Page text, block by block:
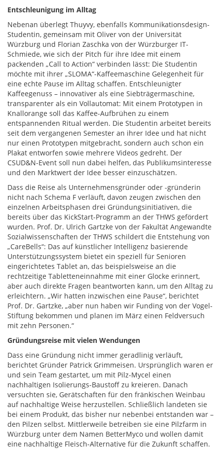
Entschleunigung im Alltag
Nebenan überlegt Thuyvy, ebenfalls Kommunikationsdesign-
Studentin, gemeinsam mit Oliver von der Universität
Würzburg und Florian Zaschka von der Würzburger IT-
Schmiede, wie sich der Pitch für ihre Idee mit einem
packenden „Call to Action“ verbinden lässt: Die Studentin
möchte mit ihrer „SLOMA“-Kaffeemaschine Gelegenheit für
eine echte Pause im Alltag schaffen. Entschleunigter
Kaffeegenuss – innovativer als eine Siebträgermaschine,
transparenter als ein Vollautomat: Mit einem Prototypen in
Knallorange soll das Kaffee-Aufbrühen zu einem
entspannenden Ritual werden. Die Studentin arbeitet bereits
seit dem vergangenen Semester an ihrer Idee und hat nicht
nur einen Prototypen mitgebracht, sondern auch schon ein
Plakat entworfen sowie mehrere Videos gedreht. Der
CSUD&N-Event soll nun dabei helfen, das Publikumsinteresse
und den Marktwert der Idee besser einzuschätzen.
Dass die Reise als Unternehmensgründer oder -gründerin
nicht nach Schema F verläuft, davon zeugen zwischen den
einzelnen Arbeitsphasen drei Gründungsinitiativen, die
bereits über das KickStart-Programm an der THWS gefördert
wurden. Prof. Dr. Ulrich Gartzke von der Fakultät Angewandte
Sozialwissenschaften der THWS schildert die Entstehung von
„CareBells“: Das auf künstlicher Intelligenz basierende
Unterstützungssystem bietet ein speziell für Senioren
eingerichtetes Tablet an, das beispielsweise an die
rechtzeitige Tabletteneinnahme mit einer Glocke erinnert,
aber auch direkte Fragen beantworten kann, um den Alltag zu
erleichtern. „Wir hatten inzwischen eine Pause“, berichtet
Prof. Dr. Gartzke, „aber nun haben wir Funding von der Vogel-
Stiftung bekommen und planen im März einen Feldversuch
mit zehn Personen.“
Gründungsreise mit vielen Wendungen
Dass eine Gründung nicht immer geradlinig verläuft,
berichtet Gründer Patrick Grimmeisen. Ursprünglich waren er
und sein Team gestartet, um mit Pilz-Mycel einen
nachhaltigen Isolierungs-Baustoff zu kreieren. Danach
versuchten sie, Gerätschaften für den fränkischen Weinbau
auf nachhaltige Weise herzustellen. Schließlich landeten sie
bei einem Produkt, das bisher nur nebenbei entstanden war –
den Pilzen selbst. Mittlerweile betreiben sie eine Pilzfarm in
Würzburg unter dem Namen BetterMyco und wollen damit
eine nachhaltige Fleisch-Alternative für die Zukunft schaffen.